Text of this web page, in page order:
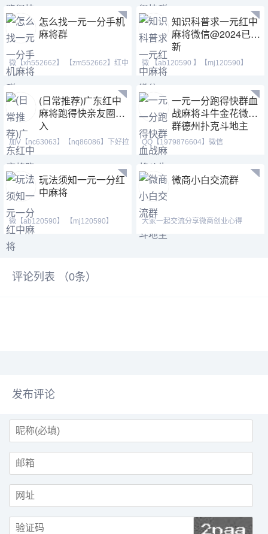
怎么找一元一分手机
麻将群
微【xh552662】 【zm552662】红中
麻将 跑得快 全天24
知识科普求一元红中
麻将微信@2024已更
新
微 【ab120590 】【mj120590】
【tj525555】等风也等你
(日常推荐)广东红中
麻将跑得快亲友圈加
入
加V【nc63063】【nq86086】下好拉
你进麻将,血战群。红
一元一分跑得快群血
战麻将斗牛金花微信
群德州扑克斗地主
QQ【1979876604】微信
【187207459】 跑得快群亲友圈、
玩法须知一元一分红
中麻将
微【ab120590】 【mj120590】
【tj525555】（广东一元一
微商小白交流群
大家一起交流分享微商创业心得
评论列表 （0条）
发布评论